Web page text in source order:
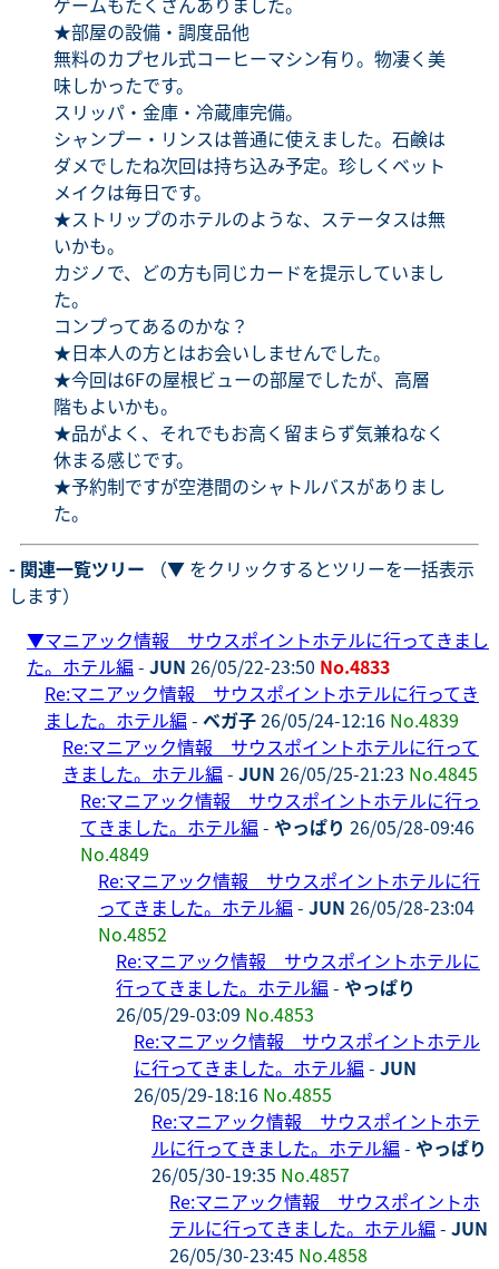
★部屋の設備・調度品他
無料のカプセル式コーヒーマシン有り。物凄く美
味しかったです。
スリッパ・金庫・冷蔵庫完備。
シャンプー・リンスは普通に使えました。石鹸は
ダメでしたね次回は持ち込み予定。珍しくベット
メイクは毎日です。
★ストリップのホテルのような、ステータスは無
いかも。
カジノで、どの方も同じカードを提示していまし
た。
コンプってあるのかな？
★日本人の方とはお会いしませんでした。
★今回は6Fの屋根ビューの部屋でしたが、高層
階もよいかも。
★品がよく、それでもお高く留まらず気兼ねなく
休まる感じです。
★予約制ですが空港間のシャトルバスがありまし
た。
- 関連一覧ツリー （▼ をクリックするとツリーを一括表示
します）
▼マニアック情報 サウスポイントホテルに行ってきまし
た。ホテル編 - JUN 26/05/22-23:50 No.4833
Re:マニアック情報 サウスポイントホテルに行ってき
ました。ホテル編 - ベガ子26/05/24-12:16 No.4839
Re:マニアック情報 サウスポイントホテルに行って
きました。ホテル編 - JUN 26/05/25-21:23 No.4845
Re:マニアック情報 サウスポイントホテルに行っ
てきました。ホテル編 - やっぱり 26/05/28-09:46
No.4849
Re:マニアック情報 サウスポイントホテルに行
ってきました。ホテル編 - JUN 26/05/28-23:04
No.4852
Re:マニアック情報 サウスポイントホテルに
行ってきました。ホテル編 - やっぱり
26/05/29-03:09 No.4853
Re:マニアック情報 サウスポイントホテル
に行ってきました。ホテル編 - JUN
26/05/29-18:16 No.4855
Re:マニアック情報 サウスポイントホテ
ルに行ってきました。ホテル編 - やっぱり
26/05/30-19:35 No.4857
Re:マニアック情報 サウスポイントホ
テルに行ってきました。ホテル編 - JUN
26/05/30-23:45 No.4858